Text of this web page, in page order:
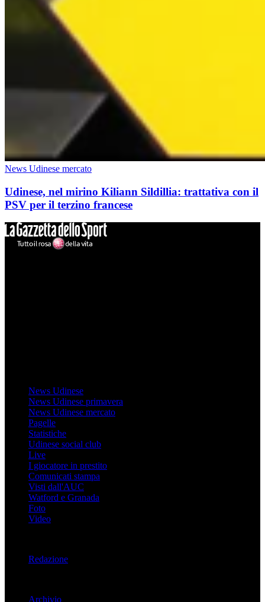
News Udinese mercato
Udinese, nel mirino Kiliann Sildillia: trattativa con il
PSV per il terzino francese
News Udinese
News Udinese primavera
News Udinese mercato
Pagelle
Statistiche
Udinese social club
Live
I giocatore in prestito
Comunicati stampa
Visti dall'AUC
Watford e Granada
Foto
Video
Redazione
Archivio